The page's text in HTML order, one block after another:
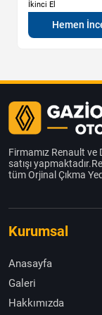
İkinci El
Hemen
Firmamız Renault ve
satışı
tüm Orjinal Çıkma
Kurumsal
Anasayfa
Galeri
Hakkımızda